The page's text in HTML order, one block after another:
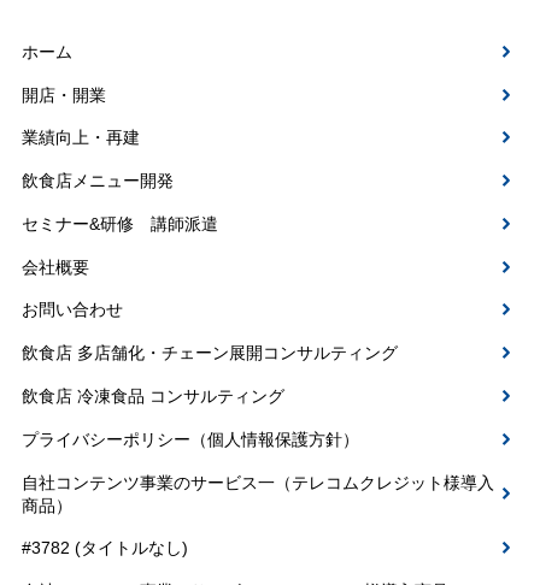
ホーム
開店・開業
業績向上・再建
飲食店メニュー開発
セミナー&研修 講師派遣
会社概要
お問い合わせ
飲食店 多店舗化・チェーン展開コンサルティング
飲食店 冷凍食品 コンサルティング
プライバシーポリシー（個人情報保護方針）
自社コンテンツ事業のサービス一（テレコムクレジット様導入
商品）
#3782 (タイトルなし)